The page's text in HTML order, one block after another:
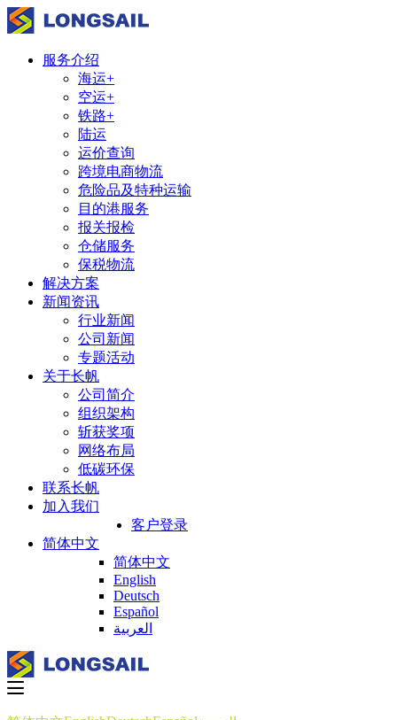
服务介绍
海运+
空运+
铁路+
陆运
运价查询
跨境电商物流
危险品及特种运输
目的港服务
报关报检
仓储服务
保税物流
解决方案
新闻资讯
行业新闻
公司新闻
专题活动
关于长帆
公司简介
组织架构
斩获奖项
网络布局
低碳环保
联系长帆
加入我们
客户登录
简体中文
简体中文
English
Deutsch
Español
العربية